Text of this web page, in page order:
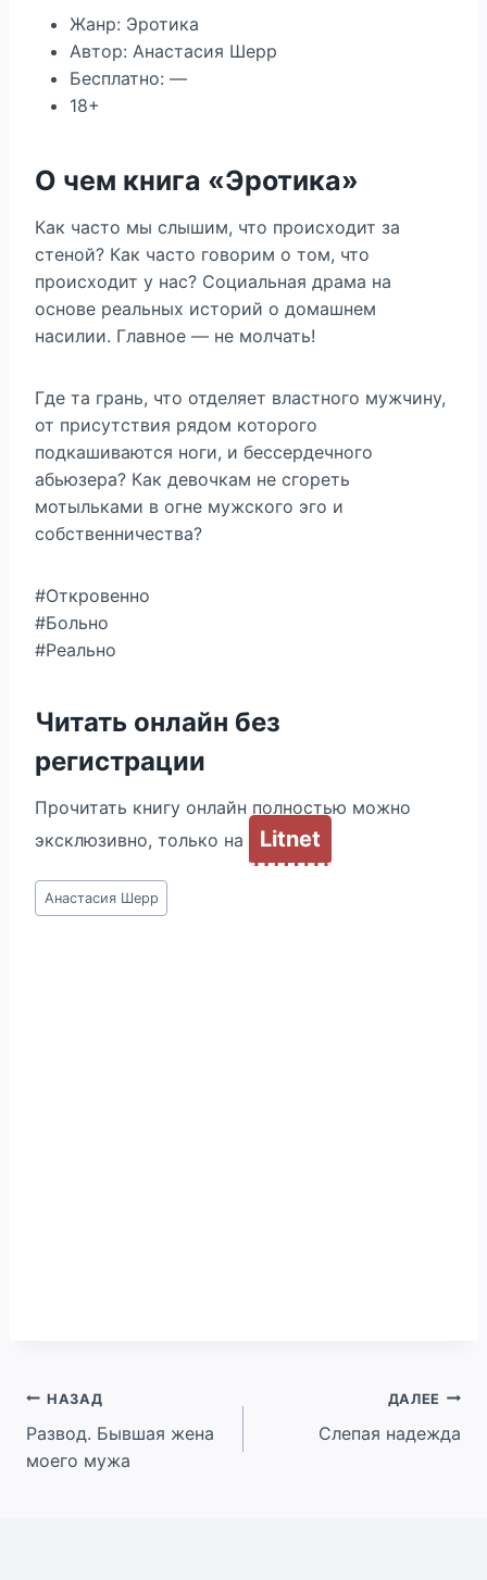
Жанр: Эротика
Автор: Анастасия Шерр
Бесплатно: —
18+
О чем книга «Эротика»
Как часто мы слышим, что происходит за
стеной? Как часто говорим о том, что
происходит у нас? Социальная драма на
основе реальных историй о домашнем
насилии. Главное — не молчать!
Где та грань, что отделяет властного мужчину,
от присутствия рядом которого
подкашиваются ноги, и бессердечного
абьюзера? Как девочкам не сгореть
мотыльками в огне мужского эго и
собственничества?
#Откровенно
#Больно
#Реально
Читать онлайн без
регистрации
Прочитать книгу онлайн полностью можно
эксклюзивно, только на
Litnet
Метки
записи:
Анастасия Шерр
Навигация
по
НАЗАД
Развод. Бывшая жена
моего мужа
ДАЛЕЕ
Слепая надежда